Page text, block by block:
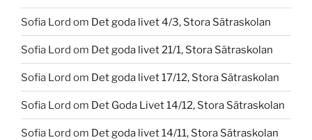
Sofia Lord om Det goda livet 4/3, Stora Sätraskolan
Sofia Lord om Det goda livet 21/1, Stora Sätraskolan
Sofia Lord om Det goda livet 17/12, Stora Sätraskolan
Sofia Lord om Det Goda Livet 14/12, Stora Sätraskolan
Sofia Lord om Det goda livet 14/11, Stora Sätraskolan